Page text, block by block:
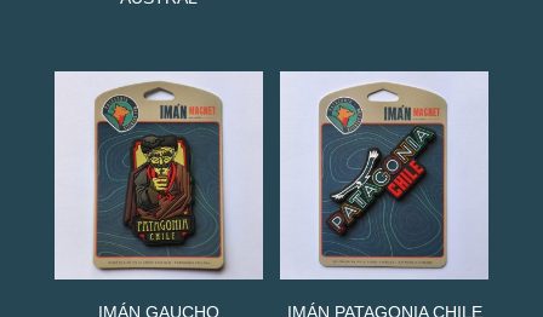
IMÁN GAUCHO
IMÁN PATAGONIA CHILE